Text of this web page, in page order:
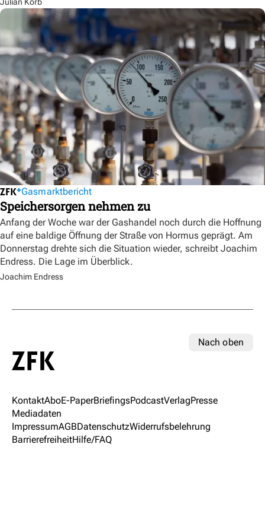
Gasmarktbericht
Speichersorgen nehmen zu
Anfang der Woche war der Gashandel noch durch die Hoffnung
auf eine baldige Öffnung der Straße von Hormus geprägt. Am
Donnerstag drehte sich die Situation wieder, schreibt Joachim
Endress. Die Lage im Überblick.
Joachim Endress
Nach oben
KontaktAboE-PaperBriefingsPodcastVerlagPresse
Mediadaten
ImpressumAGBDatenschutzWiderrufsbelehrung
BarrierefreiheitHilfe/FAQ